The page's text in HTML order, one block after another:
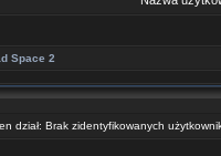
Space 2
dział: Brak zidentyfikowanych